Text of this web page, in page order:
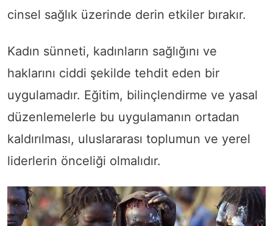
cinsel sağlık üzerinde derin etkiler bırakır.
Kadın sünneti, kadınların sağlığını ve
haklarını ciddi şekilde tehdit eden bir
uygulamadır. Eğitim, bilinçlendirme ve yasal
düzenlemelerle bu uygulamanın ortadan
kaldırılması, uluslararası toplumun ve yerel
liderlerin önceliği olmalıdır.